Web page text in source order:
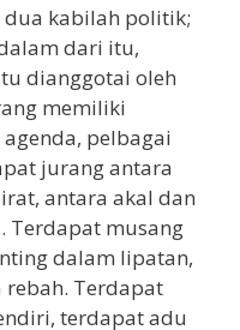
kabilah politik;
dari itu,
dianggotai oleh
memiliki
pelbagai
jurang antara
antara akal dan
Terdapat musang
dalam lipatan,
Terdapat
terdapat adu